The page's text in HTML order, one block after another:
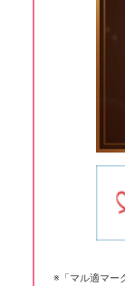
※「マル適マー